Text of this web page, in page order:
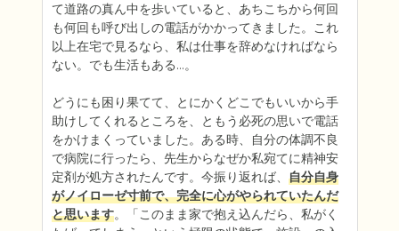
て道路の真ん中を歩いていると、あちこちから何回
も何回も呼び出しの電話がかかってきました。これ
以上在宅で見るなら、私は仕事を辞めなければなら
ない。でも生活もある…。
どうにも困り果てて、とにかくどこでもいいから手
助けしてくれるところを、ともう必死の思いで電話
をかけまくっていました。ある時、自分の体調不良
で病院に行ったら、先生からなぜか私宛てに精神安
定剤が処方されたんです。今振り返れば、 自分自身
がノイローゼ寸前で、完全に心がやられていたんだ
と思います。「このまま家で抱え込んだら、私がく